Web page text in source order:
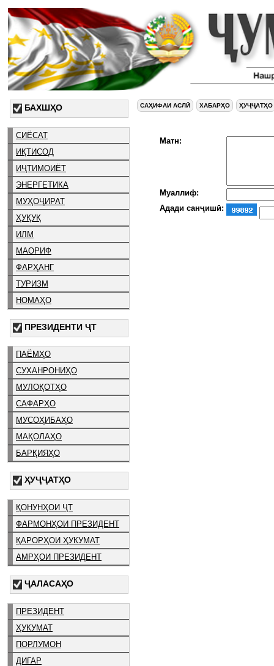
БАХШҲО
СИЁСАТ
ИҚТИСОД
ИҶТИМОИЁТ
ЭНЕРГЕТИКА
МУҲОҶИРАТ
ҲУҚУҚ
ИЛМ
МАОРИФ
ФАРҲАНГ
ТУРИЗМ
НОМАҲО
ПРЕЗИДЕНТИ ҶТ
ПАЁМҲО
СУХАНРОНИҲО
МУЛОҚОТҲО
САФАРҲО
МУСОҲИБАҲО
МАҚОЛАҲО
БАРҚИЯҲО
ҲУҶҶАТҲО
ҚОНУНҲОИ ҶТ
ФАРМОНҲОИ ПРЕЗИДЕНТ
ҚАРОРҲОИ ҲУКУМАТ
АМРҲОИ ПРЕЗИДЕНТ
ҶАЛАСАҲО
ПРЕЗИДЕНТ
ҲУКУМАТ
ПОРЛУМОН
ДИГАР
САҲИФАИ АСЛӢ ХАБАРҲО ҲУҶҶАТҲО
Матн:
Муаллиф:
Адади санҷишӣ: